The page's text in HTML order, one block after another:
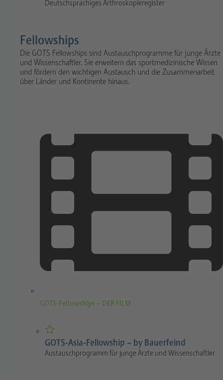
Deutschsprachiges Arthroskopieregister
Fellowships
Die GOTS Fellowships sind Austauschprogramme für junge Ärzte
und Wissenschaftler. Sie erweitern das sportmedizinische Wissen
und fördern den wichtigen Austausch und die Zusammenarbeit
über Länder und Kontinente hinaus.
GOTS-Fellowships – DER FILM
GOTS-Asia-Fellowship – by Bauerfeind
Austauschprogramm für junge Ärzte und Wissenschaftler